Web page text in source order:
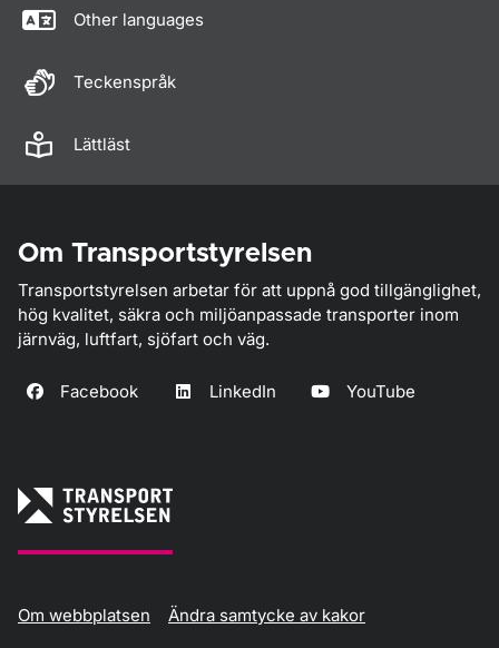
Other languages
Teckenspråk
Lättläst
Om Transportstyrelsen
Transportstyrelsen arbetar för att uppnå god tillgänglighet,
hög kvalitet, säkra och miljöanpassade transporter inom
järnväg, luftfart, sjöfart och väg.
Facebook LinkedIn YouTube
Om webbplatsen Ändra samtycke av kakor